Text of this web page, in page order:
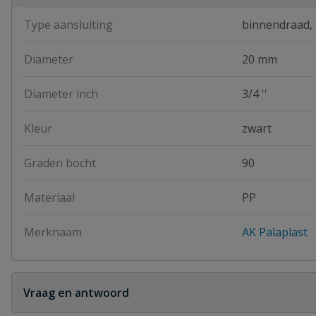
Type aansluiting binnendraad,
Diameter 20 mm
Diameter inch 3/4 ''
Kleur zwart
Graden bocht 90
Materiaal PP
Merknaam AK Palaplast
Vraag en antwoord